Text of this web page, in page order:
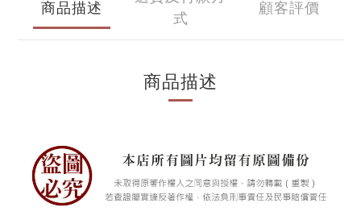
商品描述
式
顧客評價
商品描述